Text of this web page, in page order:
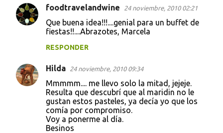
foodtravelandwine 24 noviembre, 2010 02:21
Que buena idea!!!....genial para un buffet de
fiestas!!....Abrazotes, Marcela
RESPONDER
Hilda 24 noviembre, 2010 09:34
Mmmmm.... me llevo solo la mitad, jejeje.
Resulta que descubrí que al maridin no le
gustan estos pasteles, ya decía yo que los
comía por compromiso.
Voy a ponerme al día.
Besinos